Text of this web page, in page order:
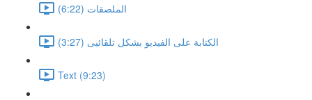
الملصقات (6:22)
الكتابة على الفيديو بشكل تلقائيى (3:27)
Text (9:23)